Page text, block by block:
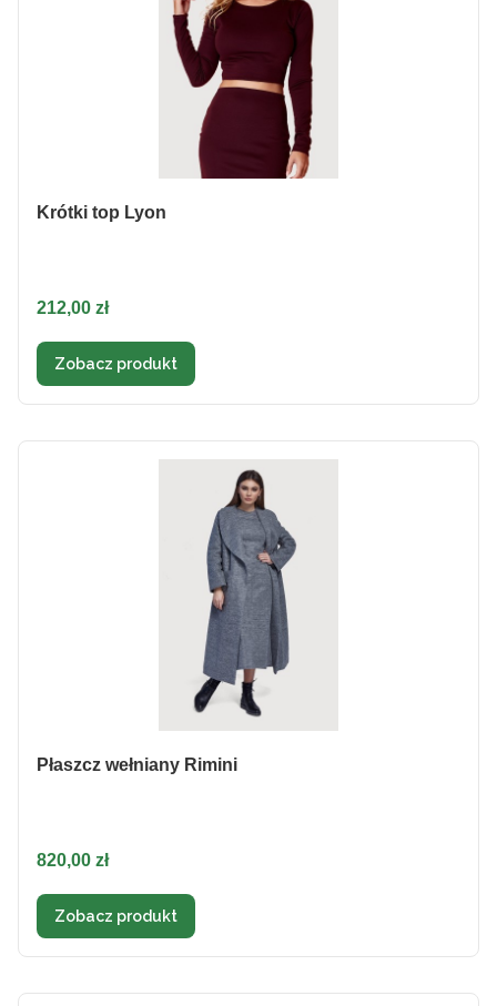
Krótki top Lyon
Cena
212,00 zł
Zobacz produkt
Płaszcz wełniany Rimini
Cena
820,00 zł
Zobacz produkt